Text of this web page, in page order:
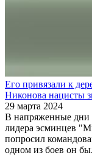
Его привязали к
Никонова нацисты
29 марта 2024
В напряженные дни
лидера эсминцев
попросил
одном из боев он